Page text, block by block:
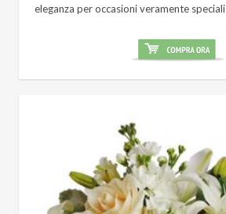
eleganza per occasioni veramente speciali